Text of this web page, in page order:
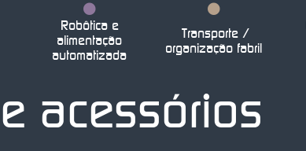
Robôtica e
alimentação
automatizada
Transporte /
organização fabril
e acessórios